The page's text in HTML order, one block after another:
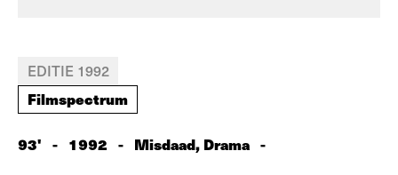
EDITIE 1992
Filmspectrum
93' - 1992 - Misdaad, Drama -